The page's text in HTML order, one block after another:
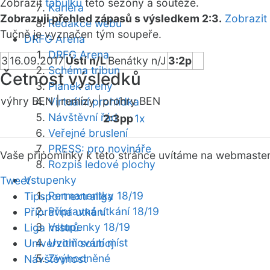
Kariéra
Redakce webu
DRFG Arena
DRFG Arena
Schéma tribun
Plánek areny
Virtuální prohlídka
Návštěvní řád
Veřejné bruslení
PRESS: pro novináře
Rozpis ledové plochy
Vstupenky
Permanentky 18/19
Přípravná utkání 18/19
Vstupenky 18/19
Uvolňování míst
Zvýhodněné
Zobrazit tabulku této sezóny a soutěže.
Zobrazuji přehled zápasů s výsledkem 2:3. Zobrazit
Tučně je vyznačen tým soupeře.
3 16.09.2017Ústí n/LBenátky n/J 3:2p
Četnost výsledků
výhry BEN |remízy |prohry BEN
2:3pp1x
Vaše připomínky k této stránce uvítáme na webmaster
Tweet
Tipsport extraliga
Přípravná utkání
Liga mistrů
Univerzitní souboj
Návštěvnost